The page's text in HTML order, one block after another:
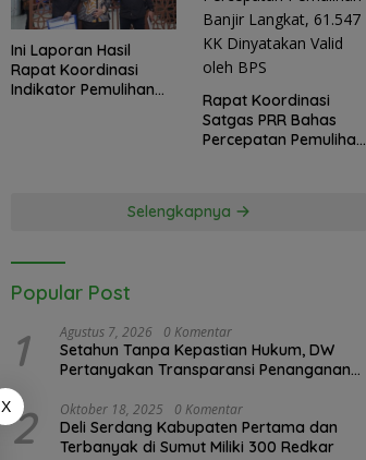
Ini Laporan Hasil
Rapat Koordinasi
Indikator Pemulihan
Rapat Koordinasi
Satgas PRR Bahas
Percepatan Pemulihan
Selengkapnya
Popular Post
1 Agustus 7, 2026 0 Komentar
Setahun Tanpa Kepastian Hukum, DW
Pertanyakan Transparansi Penanganan
Polrestabes Medan
2 Oktober 18, 2025 0 Komentar
Deli Serdang Kabupaten Pertama dan
Terbanyak di Sumut Miliki 300 Redkar
X